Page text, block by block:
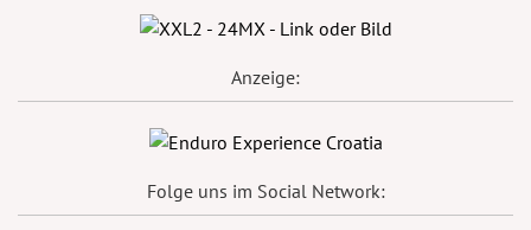
Anzeige:
Folge uns im Social Network: